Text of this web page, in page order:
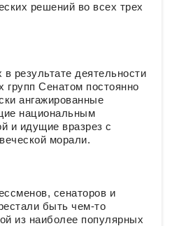
решений во всех трех
результате деятельности
групп Сенатом постоянно
ангажированные
национальным
и идущие вразрез с
морали.
сенаторов и
быть чем-то
из наиболее популярных